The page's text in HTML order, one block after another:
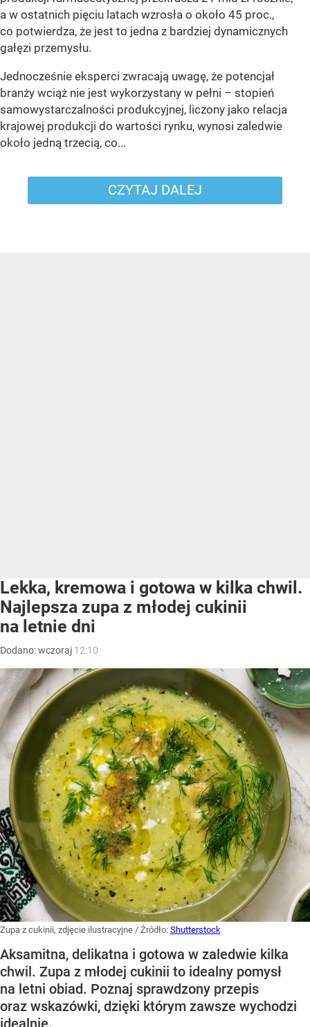
a w ostatnich pięciu latach wzrosła o około 45 proc.,
co potwierdza, że jest to jedna z bardziej dynamicznych
gałęzi przemysłu.
Jednocześnie eksperci zwracają uwagę, że potencjał
branży wciąż nie jest wykorzystany w pełni – stopień
samowystarczalności produkcyjnej, liczony jako relacja
krajowej produkcji do wartości rynku, wynosi zaledwie
około jedną trzecią, co...
CZYTAJ DALEJ
Lekka, kremowa i gotowa w kilka chwil.
Najlepsza zupa z młodej cukinii
na letnie dni
Dodano:wczoraj 12:10
Zupa z cukinii, zdjęcie ilustracyjne / Źródło: Shutterstock
Aksamitna, delikatna i gotowa w zaledwie kilka
chwil. Zupa z młodej cukinii to idealny pomysł
na letni obiad. Poznaj sprawdzony przepis
oraz wskazówki, dzięki którym zawsze wychodzi
idealnie.